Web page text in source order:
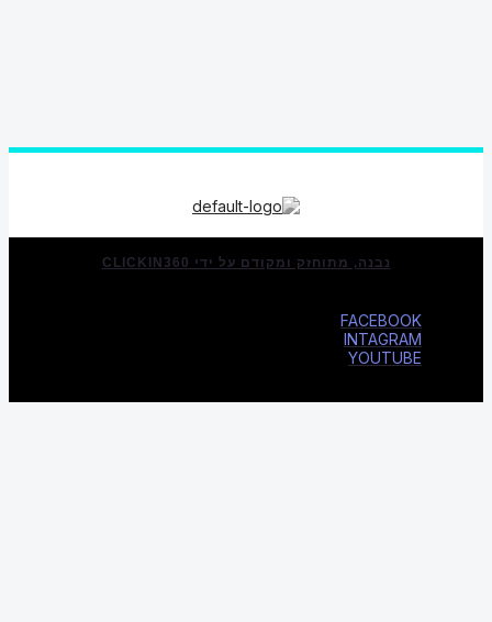
נבנה, מתוחזק ומקודם על ידי CLICKIN360
FACEBOOK
INTAGRAM
YOUTUBE